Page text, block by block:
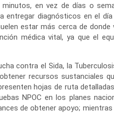
en vez de días o
entregar diagnósticos en el
estar más cerca de donde
médica vital, ya que el
contra el Sida, la
recursos sustanciales
hojas de ruta
NPOC en los planes
de obtener apoyo; mientras